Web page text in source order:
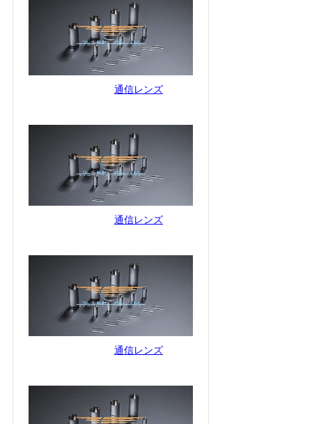
通信レンズ
通信レンズ
通信レンズ